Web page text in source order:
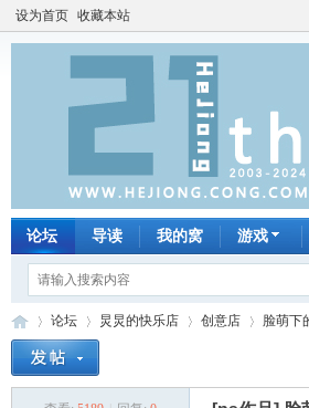
设为首页 收藏本站
论坛 导读 我的窝 游戏
论坛 炅炅的快乐店 创意店 脸萌下